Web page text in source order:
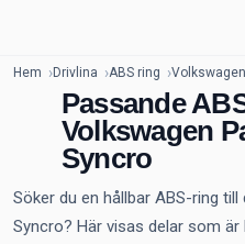
Hem Drivlina ABS ring Volkswagen
Passande
Volkswagen
Syncro
Söker du en hållbar ABS-ring
Syncro? Här visas delar som